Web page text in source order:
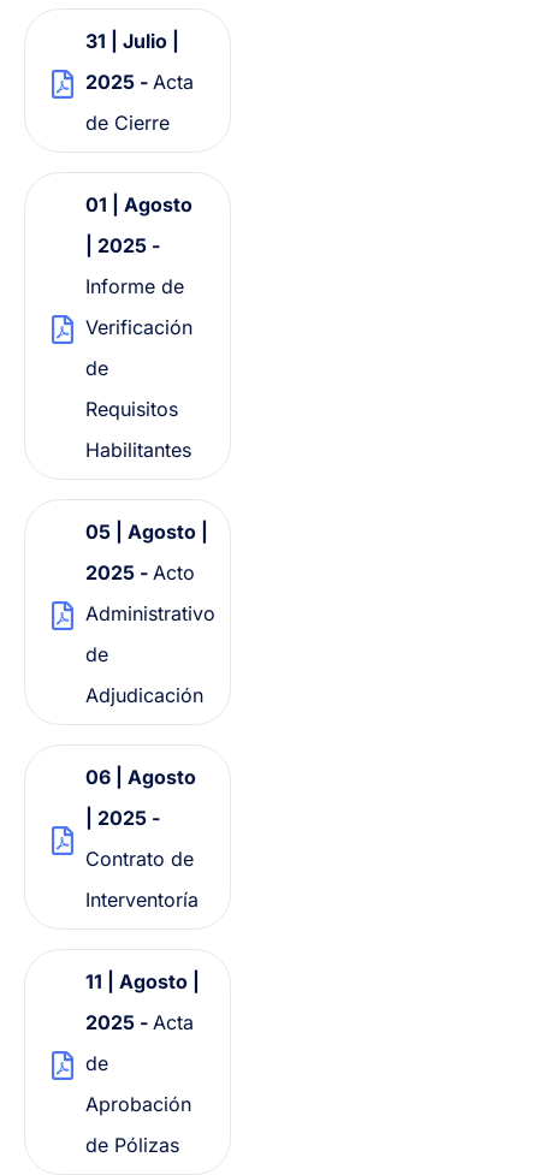
31 | Julio |
2025 - Acta
de Cierre
01 | Agosto
| 2025 -
Informe de
Verificación
de
Requisitos
Habilitantes
05 | Agosto |
2025 - Acto
Administrativo
de
Adjudicación
06 | Agosto
| 2025 -
Contrato de
Interventoría
11 | Agosto |
2025 - Acta
de
Aprobación
de Pólizas